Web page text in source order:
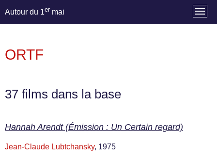
Autour du 1er mai
ORTF
37 films dans la base
Hannah Arendt (Émission : Un Certain regard)
Jean-Claude Lubtchansky, 1975